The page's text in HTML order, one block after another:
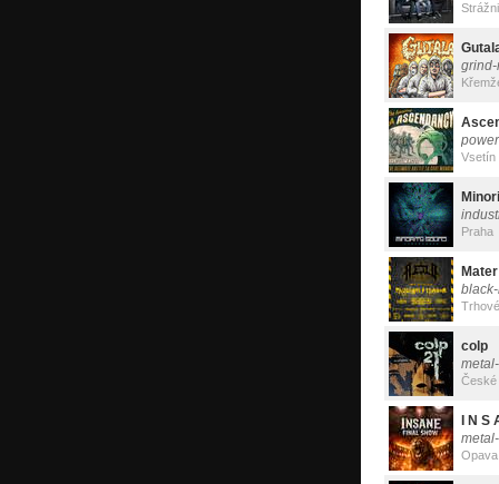
Vsetín
Praha
colp
České
I N
Opava